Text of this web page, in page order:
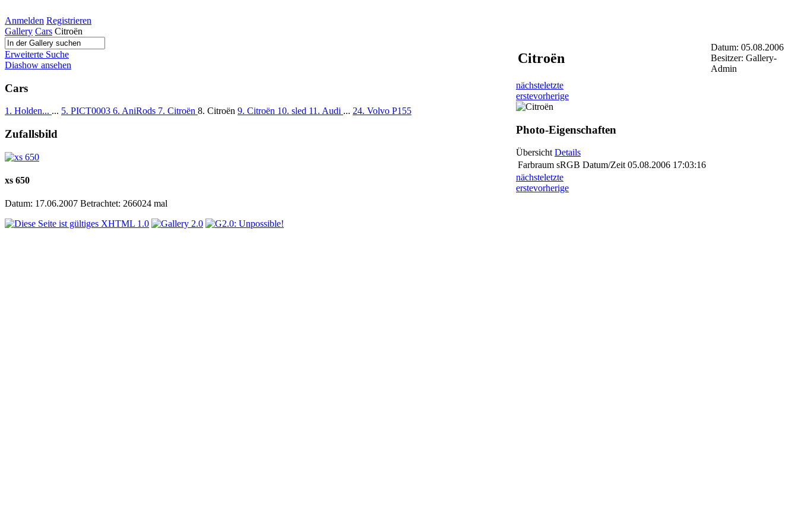
Anmelden Registrieren
Gallery Cars Citroën
Erweiterte Suche
Diashow ansehen
Cars
1. Holden... ... 5. PICT0003 6. AniRods 7. Citroën 8. Citroën 9. Citroën 10. sled 11. Audi ... 24. Volvo P155
Zufallsbild
xs 650
Datum: 17.06.2007 Betrachtet: 266024 mal
Citroën
Datum: 05.08.2006
Besitzer: Gallery-
Admin
nächsteletzte
erstevorherige
Photo-Eigenschaften
ÜbersichtDetails
Farbraum sRGB Datum/Zeit 05.08.2006 17:03:16
nächsteletzte
erstevorherige